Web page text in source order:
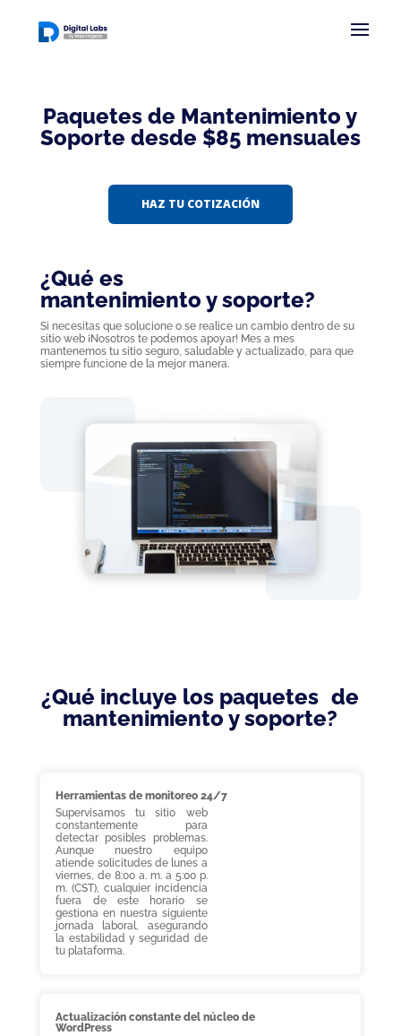
Paquetes de Mantenimiento y
Soporte desde $85 mensuales
HAZ TU COTIZACIÓN
¿Qué es
mantenimiento y soporte?
Si necesitas que solucione o se realice un cambio dentro de su
sitio web ¡Nosotros te podemos apoyar! Mes a mes
mantenemos tu sitio seguro, saludable y actualizado, para que
siempre funcione de la mejor manera.
¿Qué incluye los paquetes de
mantenimiento y soporte?
Herramientas de monitoreo 24/7
Supervisamos tu sitio web
constantemente para
detectar posibles problemas.
Aunque nuestro equipo
atiende solicitudes de lunes a
viernes, de 8:00 a. m. a 5:00 p.
m. (CST), cualquier incidencia
fuera de este horario se
gestiona en nuestra siguiente
jornada laboral, asegurando
la estabilidad y seguridad de
tu plataforma.
Actualización constante del núcleo de
WordPress